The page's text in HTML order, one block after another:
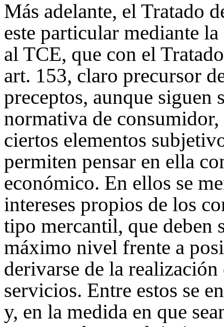
Más adelante, el Tratado
este particular mediante
al TCE, que con el
art. 153, claro precursor
preceptos, aunque siguen
normativa de
ciertos elementos
permiten pensar en ella
económico. En ellos se
intereses propios de los
tipo mercantil, que deben
máximo nivel frente a
derivarse de la
servicios. Entre estos se
y, en la medida en que